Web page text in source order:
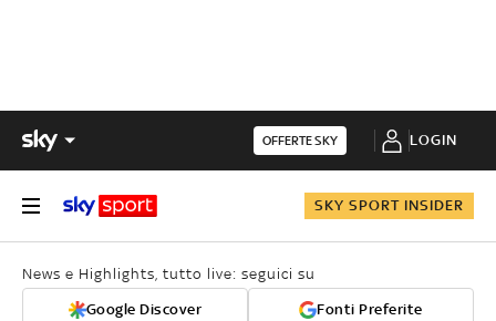
OFFERTE SKY LOGIN
SKY SPORT INSIDER
News e Highlights, tutto live: seguici su
Google Discover Fonti Preferite